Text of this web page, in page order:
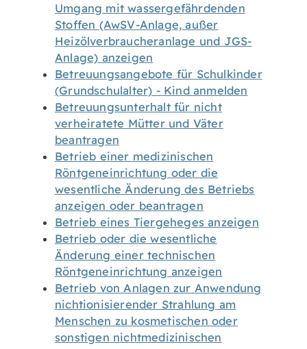
Umgang mit wassergefährdenden
Stoffen (AwSV-Anlage, außer
Heizölverbraucheranlage und JGS-
Anlage) anzeigen
Betreuungsangebote für Schulkinder
(Grundschulalter) - Kind anmelden
Betreuungsunterhalt für nicht
verheiratete Mütter und Väter
beantragen
Betrieb einer medizinischen
Röntgeneinrichtung oder die
wesentliche Änderung des Betriebs
anzeigen oder beantragen
Betrieb eines Tiergeheges anzeigen
Betrieb oder die wesentliche
Änderung einer technischen
Röntgeneinrichtung anzeigen
Betrieb von Anlagen zur Anwendung
nichtionisierender Strahlung am
Menschen zu kosmetischen oder
sonstigen nichtmedizinischen